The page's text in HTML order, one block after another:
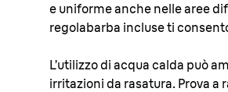
e uniforme anche nelle aree
regolabarba incluse ti
L’utilizzo di acqua calda può
irritazioni da rasatura. Prova